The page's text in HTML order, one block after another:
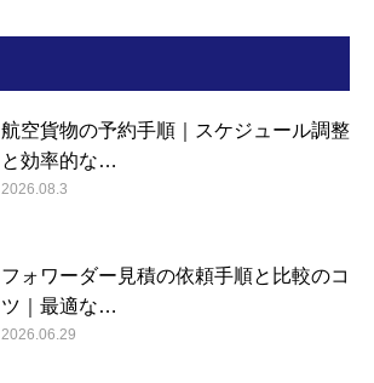
航空貨物の予約手順｜スケジュール調整
と効率的な…
2026.08.3
フォワーダー見積の依頼手順と比較のコ
ツ｜最適な…
2026.06.29